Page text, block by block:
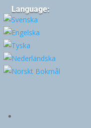
Language: